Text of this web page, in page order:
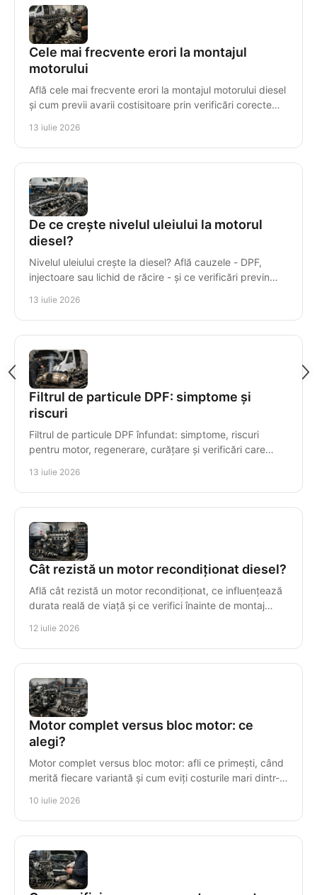
Cele mai frecvente erori la montajul
motorului
Află cele mai frecvente erori la montajul motorului diesel
și cum previi avarii costisitoare prin verificări corecte
13 iulie 2026
De ce crește nivelul uleiului la motorul
diesel?
Nivelul uleiului crește la diesel? Află cauzele - DPF,
injectoare sau lichid de răcire - și ce verificări previn
13 iulie 2026
Filtrul de particule DPF: simptome și
riscuri
Filtrul de particule DPF înfundat: simptome, riscuri
pentru motor, regenerare, curățare și verificări care
13 iulie 2026
Cât rezistă un motor recondiționat diesel?
Află cât rezistă un motor recondiționat, ce influențează
durata reală de viață și ce verifici înainte de montaj
12 iulie 2026
Motor complet versus bloc motor: ce
alegi?
Motor complet versus bloc motor: afli ce primești, când
merită fiecare variantă și cum eviți costurile mari dintr-o
10 iulie 2026